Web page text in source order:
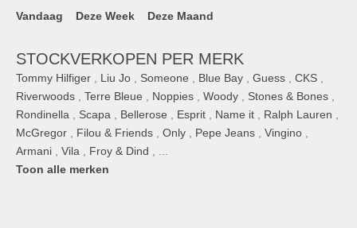
Vandaag Deze Week Deze Maand
STOCKVERKOPEN PER MERK
Tommy Hilfiger Liu Jo Someone Blue Bay Guess CKS
Riverwoods
Terre Bleue Noppies Woody Stones & Bones
Rondinella
Scapa Bellerose Esprit Name it Ralph Lauren
McGregor
Filou & Friends Only Pepe Jeans Vingino
Armani
Vila Froy & Dind
Toon alle merken